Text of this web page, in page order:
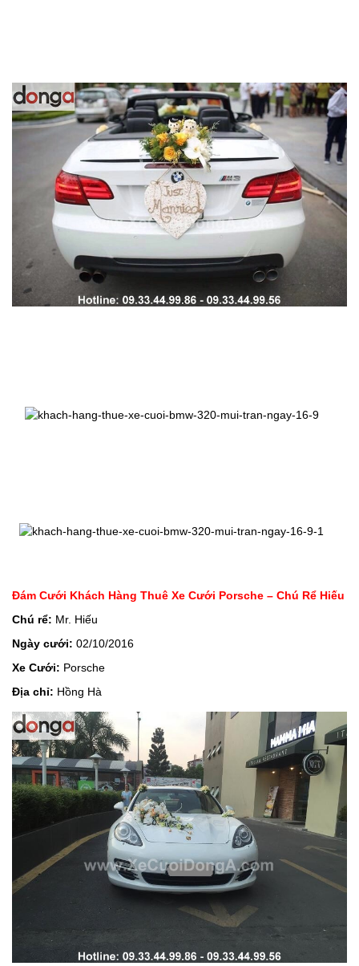
Đám Cưới Khách Hàng Thuê Xe Cưới Porsche – Chú Rể Hiếu
Chú rể: Mr. Hiếu
Ngày cưới: 02/10/2016
Xe Cưới: Porsche
Địa chỉ: Hồng Hà